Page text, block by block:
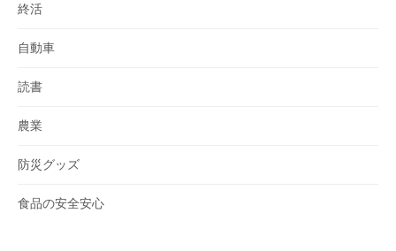
終活
自動車
読書
農業
防災グッズ
食品の安全安心